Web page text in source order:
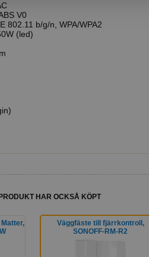
V0
802.11 b/g/n, WPA/WPA2
(led)
HAR OCKSÅ KÖPT
Väggfäste till fjärrkontroll,
SONOFF-RM-R2